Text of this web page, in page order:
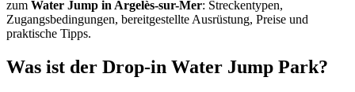
zum Water Jump in Argelès-sur-Mer: Streckentypen,
Zugangsbedingungen, bereitgestellte Ausrüstung, Preise und
praktische Tipps.
Was ist der Drop-in Water Jump Park?